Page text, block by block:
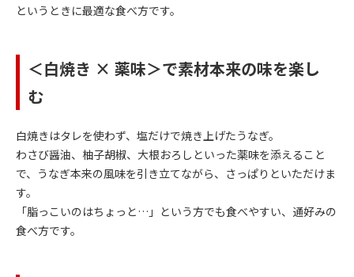
というときに最適な食べ方です。
＜白焼き × 薬味＞で素材本来の味を楽し
む
白焼きはタレを使わず、塩だけで焼き上げたうなぎ。
わさび醤油、柚子胡椒、大根おろしといった薬味を添えること
で、うなぎ本来の風味を引き立てながら、さっぱりといただけま
す。
「脂っこいのはちょっと…」という方でも食べやすい、通好みの
食べ方です。